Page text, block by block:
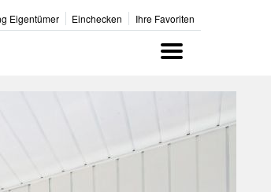
Ihre Favoriten
Einchecken
Eigentümer
Menu